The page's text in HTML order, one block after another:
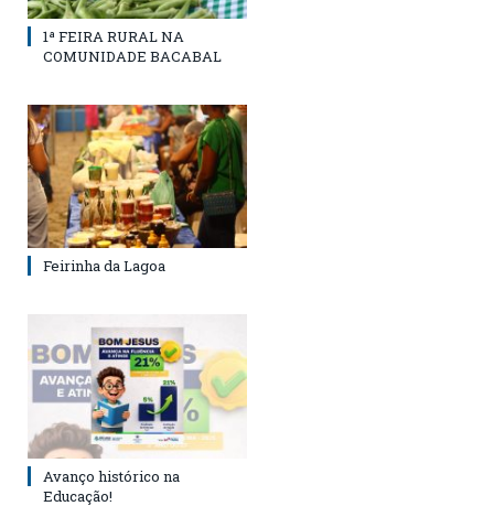
1ª FEIRA RURAL NA
COMUNIDADE BACABAL
Feirinha da Lagoa
Avanço histórico na
Educação!